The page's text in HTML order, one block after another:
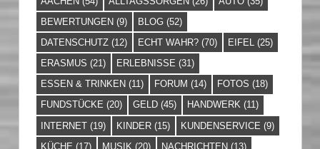
BEWERTUNGEN (9) BLOG (52)
DATENSCHUTZ (12) ECHT WAHR? (70) EIFEL
(25)
ERASMUS (21) ERLEBNISSE (31)
ESSEN & TRINKEN (11) FORUM (14) FOTOS (18)
FUNDSTÜCKE (20) GELD (45) HANDWERK (11)
INTERNET (19) KINDER (15) KUNDENSERVICE (9)
KÜCHE (17) MUSIK (20) NACHRICHTEN (13)